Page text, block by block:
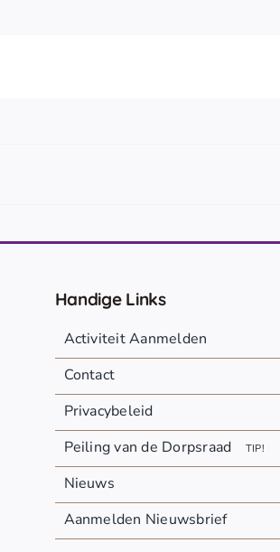
Handige Links
Activiteit Aanmelden
Contact
Privacybeleid
Peiling van de Dorpsraad
TIP!
Nieuws
Aanmelden Nieuwsbrief